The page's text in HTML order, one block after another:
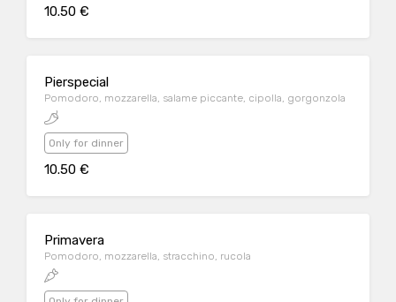
10.50 €
Pierspecial
Pomodoro, mozzarella, salame piccante, cipolla, gorgonzola
Only for dinner
10.50 €
Primavera
Pomodoro, mozzarella, stracchino, rucola